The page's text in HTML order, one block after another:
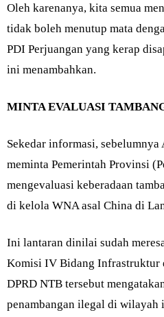
Oleh karenanya, kita semua
tidak boleh menutup mata
PDI Perjuangan yang kerap
ini menambahkan.
MINTA EVALUASI
Sekedar informasi,
meminta Pemerintah Provinsi
mengevaluasi keberadaan
di kelola WNA asal China di
Ini lantaran dinilai sudah
Komisi IV Bidang Infrastruktur
DPRD NTB tersebut
penambangan ilegal di wilayah